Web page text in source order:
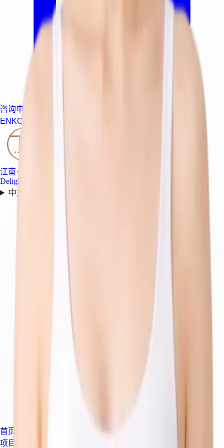
咨询申请
EN KO
江南·首尔
Delight Dermatology
中文
首页
项目